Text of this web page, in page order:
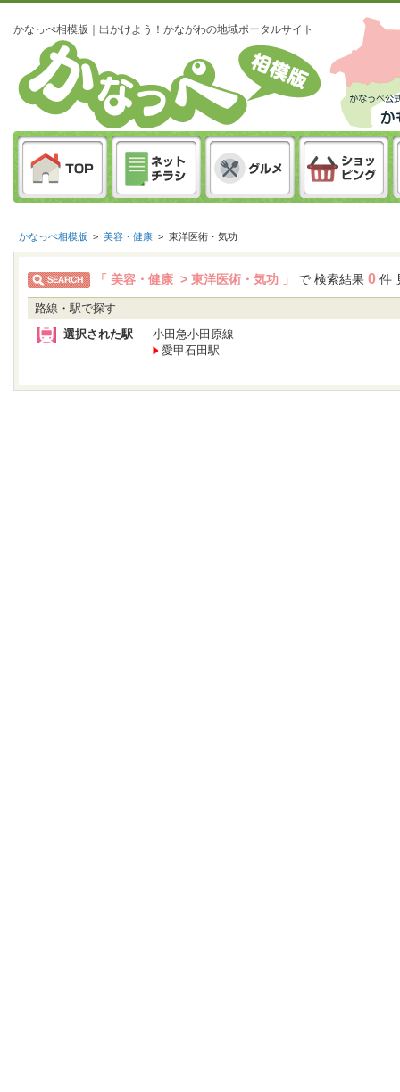
かなっぺ相模版｜出かけよう！かながわの地域ポータルサイト
かなっぺ相模版 > 美容・健康 > 東洋医術・気功
「 美容・健康 > 東洋医術・気功 」 で 検索結果 0 件
路線・駅で探す
選択された駅
小田急小田原線
愛甲石田駅